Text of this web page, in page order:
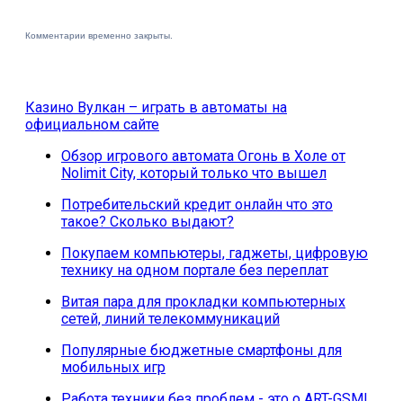
Комментарии временно закрыты.
Казино Вулкан – играть в автоматы на
официальном сайте
Обзор игрового автомата Огонь в Холе от
Nolimit City, который только что вышел
Потребительский кредит онлайн что это
такое? Сколько выдают?
Покупаем компьютеры, гаджеты, цифровую
технику на одном портале без переплат
Витая пара для прокладки компьютерных
сетей, линий телекоммуникаций
Популярные бюджетные смартфоны для
мобильных игр